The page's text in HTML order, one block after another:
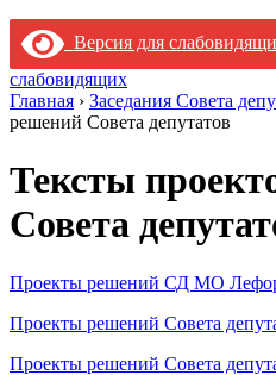
Версия для
слабовидящих
Главная › Заседания Cовета
решений Совета депутатов
Тексты
Совета
Проекты решений СД МО
Проекты решений Совета
Проекты решений Совета